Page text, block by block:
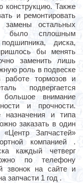
конструкцию. Также
и ремонтировать
замены остальных
было сплошным
диска,
бы менять
заменить лишь
роль в подвеске
тормозов и
подвергается
большое внимание
и прочности.
назначения и типа
заказать в один
Запчастей»
компанией .
каждый четверг
по телефону
звонок на сайте и
запчасти 1 год .